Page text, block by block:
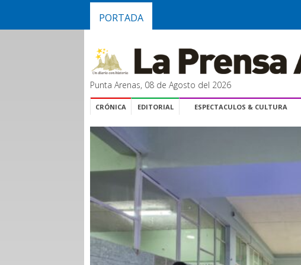
PORTADA
Punta Arenas, 08 de Agosto del 2026
CRÓNICA EDITORIAL ESPECTACULOS & CULTURA